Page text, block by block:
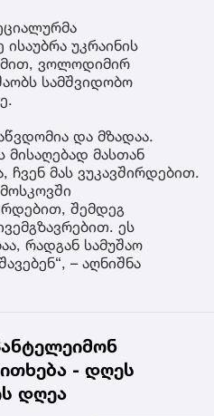
უკრაინის
ვოლოდიმირ
სამშვიდობო
და მზადაა.
მასთან
ჩვენ მას ვუკავშირდებით.
შემდეგ
ეს
რადგან სამუშაო
– აღნიშნა
- დღეს
დღეა